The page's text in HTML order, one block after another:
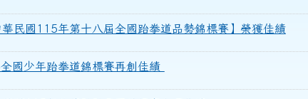
民國115年第十八屆全國跆拳道品勢錦標賽】榮獲佳績
國少年跆拳道錦標賽再創佳績